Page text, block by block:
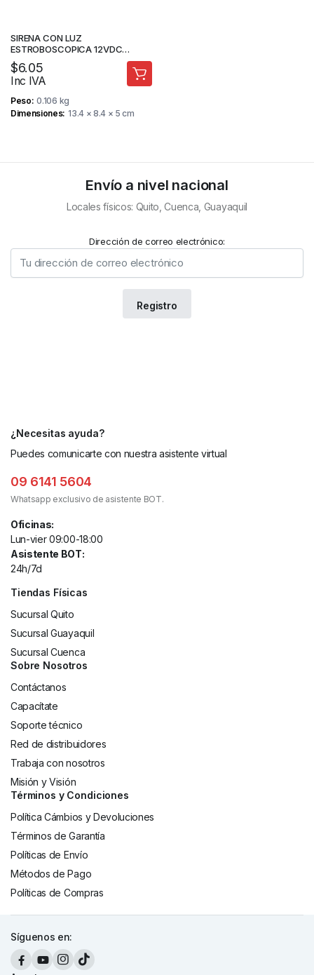
SIRENA CON LUZ
ESTROBOSCOPICA 12VDC
ALARMA INCENDIO – STV
$6.05
Inc IVA
Peso 0.106 kg
Dimensiones 13.4 × 8.4 × 5 cm
Envío a nivel nacional
Locales físicos: Quito, Cuenca, Guayaquil
Dirección de correo electrónico:
¿Necesitas ayuda?
Puedes comunicarte con nuestra asistente virtual
09 6141 5604
Whatsapp exclusivo de asistente BOT.
Oficinas:
Lun-vier 09:00-18:00
Asistente BOT:
24h/7d
Tiendas Físicas
Sucursal Quito
Sucursal Guayaquil
Sucursal Cuenca
Sobre Nosotros
Contáctanos
Capacítate
Soporte técnico
Red de distribuidores
Trabaja con nosotros
Misión y Visión
Términos y Condiciones
Política Cámbios y Devoluciones
Términos de Garantía
Políticas de Envío
Métodos de Pago
Políticas de Compras
Síguenos en: